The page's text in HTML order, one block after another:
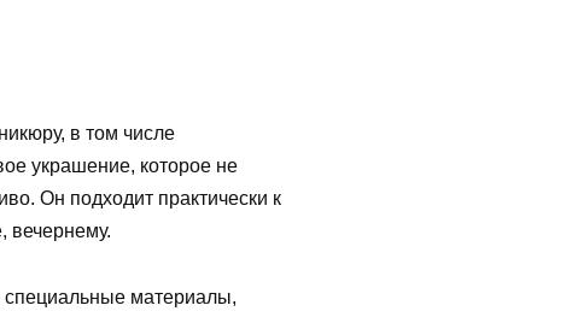
в том числе
украшение, которое не
Он подходит практически к
вечернему.
специальные материалы,